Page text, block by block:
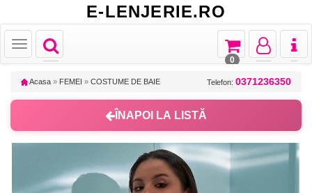
E-LENJERIE.RO
Toggle
navigation
Toggle
Toggle
navigation
Toggle
navigation
Toggle
navigation
0
Acasa » FEMEI » COSTUME DE BAIE Telefon: 0371236350
ÎNAPOI LA LISTĂ